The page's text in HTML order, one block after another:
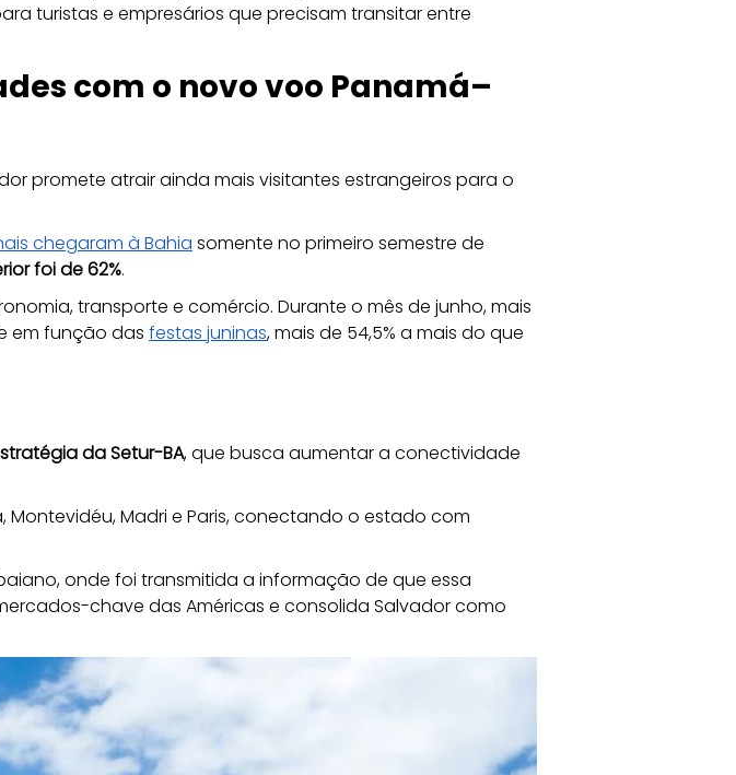
turistas e empresários que precisam transitar entre
com o novo voo Panamá–
promete atrair ainda mais visitantes estrangeiros para o
chegaram à Bahia somente no primeiro semestre de
foi de 62%.
transporte e comércio. Durante o mês de junho, mais
em função das festas juninas, mais de 54,5% a mais do que
da Setur-BA, que busca aumentar a conectividade
Montevidéu, Madri e Paris, conectando o estado com
onde foi transmitida a informação de que essa
chave das Américas e consolida Salvador como